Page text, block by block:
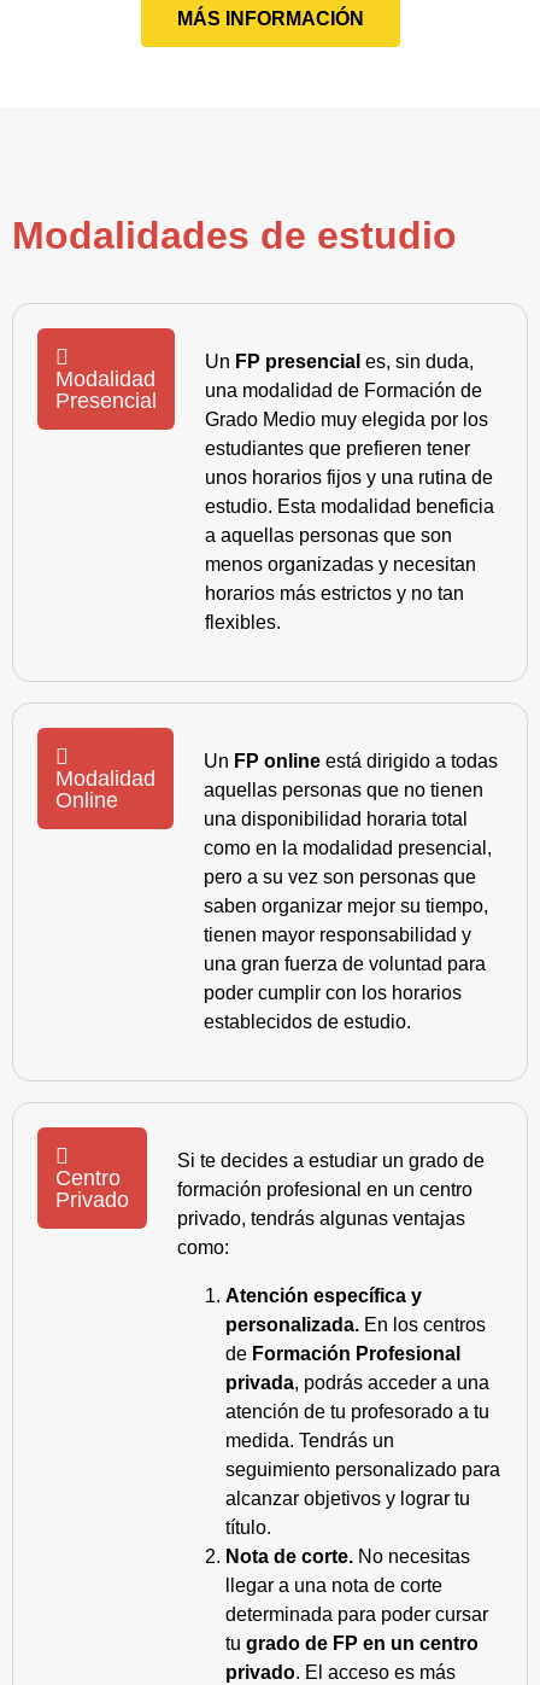
MÁS INFORMACIÓN
Modalidades de estudio
Modalidad
Presencial
Un FP presencial es, sin duda,
una modalidad de Formación de
Grado Medio muy elegida por los
estudiantes que prefieren tener
unos horarios fijos y una rutina de
estudio. Esta modalidad beneficia
a aquellas personas que son
menos organizadas y necesitan
horarios más estrictos y no tan
flexibles.
Modalidad
Online
Un FP online está dirigido a todas
aquellas personas que no tienen
una disponibilidad horaria total
como en la modalidad presencial,
pero a su vez son personas que
saben organizar mejor su tiempo,
tienen mayor responsabilidad y
una gran fuerza de voluntad para
poder cumplir con los horarios
establecidos de estudio.
Centro
Privado
Si te decides a estudiar un grado de
formación profesional en un centro
privado, tendrás algunas ventajas
como:
Atención específica y
personalizada. En los centros
de Formación Profesional
privada, podrás acceder a una
atención de tu profesorado a tu
medida. Tendrás un
seguimiento personalizado para
alcanzar objetivos y lograr tu
título.
Nota de corte. No necesitas
llegar a una nota de corte
determinada para poder cursar
tu grado de FP en un centro
privado. El acceso es más